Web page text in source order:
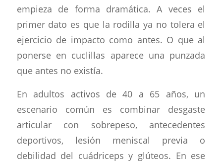
empieza de forma dramática. A veces el
primer dato es que la rodilla ya no tolera el
ejercicio de impacto como antes. O que al
ponerse en cuclillas aparece una punzada
que antes no existía.
En adultos activos de 40 a 65 años, un
escenario común es combinar desgaste
articular con sobrepeso, antecedentes
deportivos, lesión meniscal previa o
debilidad del cuádriceps y glúteos. En ese